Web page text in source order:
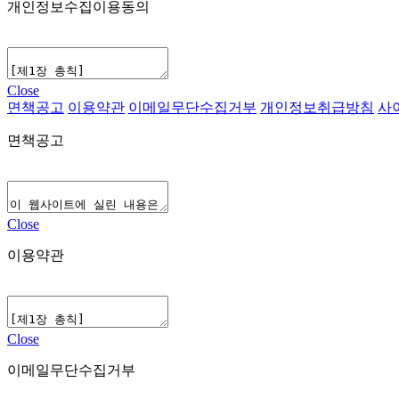
개인정보수집이용동의
Close
면책공고 이용약관 이메일무단수집거부 개인정보취급방침 사
면책공고
Close
이용약관
Close
이메일무단수집거부